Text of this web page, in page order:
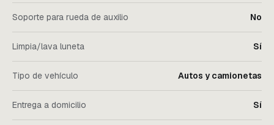
Soporte para rueda de auxilio No
Limpia/lava luneta Sí
Tipo de vehículo Autos y camionetas
Entrega a domicilio Sí